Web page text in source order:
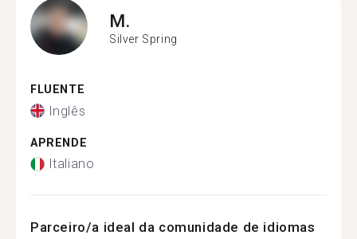
M.
Silver Spring
FLUENTE
Inglês
APRENDE
Italiano
Parceiro/a ideal da comunidade de idiomas